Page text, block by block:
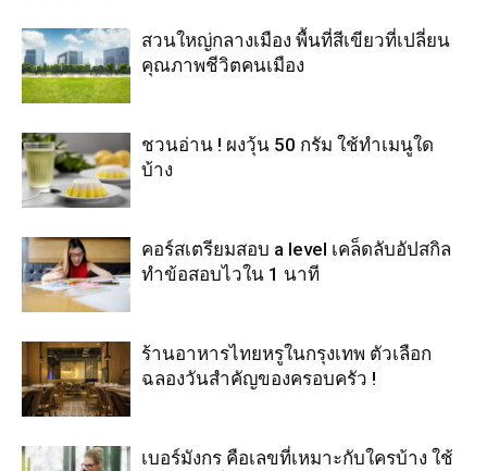
สวนใหญ่กลางเมือง พื้นที่สีเขียวที่เปลี่ยน
คุณภาพชีวิตคนเมือง
ชวนอ่าน ! ผงวุ้น 50 กรัม ใช้ทำเมนูใด
บ้าง
คอร์สเตรียมสอบ a level เคล็ดลับอัปสกิล
ทำข้อสอบไวใน 1 นาที
ร้านอาหารไทยหรูในกรุงเทพ ตัวเลือก
ฉลองวันสำคัญของครอบครัว !
เบอร์มังกร คือเลขที่เหมาะกับใครบ้าง ใช้